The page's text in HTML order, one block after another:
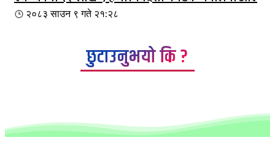
२०८३ साउन ९ गते २१:२८
छुटाउनुभयो कि ?